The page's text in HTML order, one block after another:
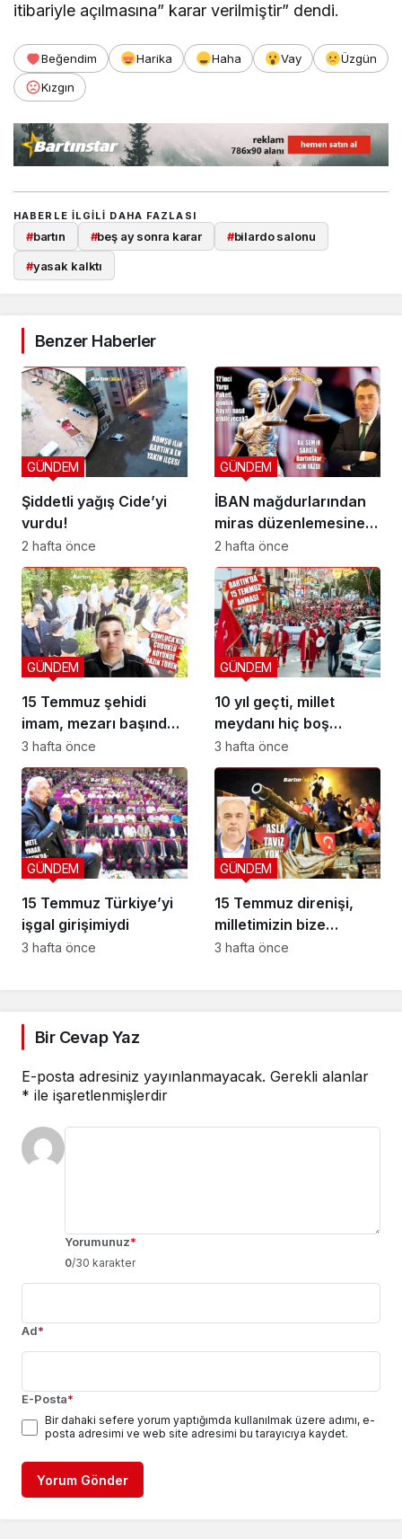
itibariyle açılmasına” karar verilmiştir” dendi.
Beğendim Harika Haha Vay
Üzgün
Kızgın
HABERLE ILGILI DAHA FAZLASI
#bartın #beş ay sonra karar #bilardo salonu
#yasak kalktı
Benzer Haberler
Şiddetli yağış Cide’yi
vurdu!
GÜNDEM
2 hafta önce
İBAN mağdurlarından
miras düzenlemesine
yeni yargı düzeni
GÜNDEM
2 hafta önce
15 Temmuz şehidi
imam, mezarı başında
anıldı
GÜNDEM
3 hafta önce
10 yıl geçti, millet
meydanı hiç boş
bırakmadı
GÜNDEM
3 hafta önce
15 Temmuz Türkiye’yi
işgal girişimiydi
GÜNDEM
3 hafta önce
15 Temmuz direnişi,
milletimizin bize
yüklediği tarihi
GÜNDEM
3 hafta önce
Bir Cevap Yaz
E-posta adresiniz yayınlanmayacak. Gerekli alanlar
* ile işaretlenmişlerdir
Yorumunuz*
0/30 karakter
Ad*
E-Posta*
Bir dahaki sefere yorum yaptığımda kullanılmak üzere adımı, e-
posta adresimi ve web site adresimi bu tarayıcıya kaydet.
Yorum Gönder